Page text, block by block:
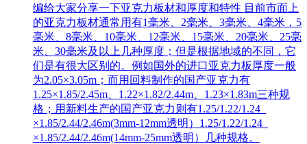
编给大家分享一下亚克力板材和厚度和特性 目前市面上
的亚克力板材通常用有1毫米、2毫米、3毫米、4毫米，5
毫米、8毫米、10毫米、12毫米、15毫米、20毫米、25毫
米、30毫米及以上几种厚度；但是根据地域的不同，它
们是有很大区别的。例如国外的进口亚克力板厚度一般
为2.05×3.05m；而用回料制作的国产亚克力有
1.25×1.85/2.45m、1.22×1.82/2.44m、1.23×1.83m三种规
格；用新料生产的国产亚克力则有1.25/1.22/1.24
×1.85/2.44/2.46m(3mm-12mm透明）1.25/1.22/1.24
×1.85/2.44/2.46m(14mm-25mm透明）几种规格。